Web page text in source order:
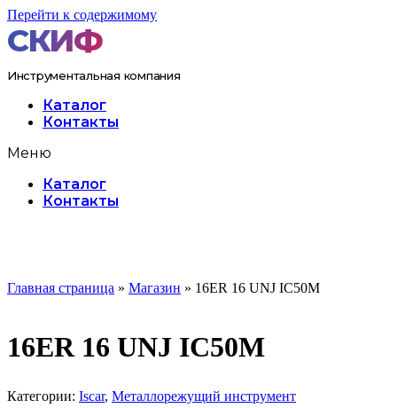
Перейти к содержимому
Инструментальная компания
Каталог
Контакты
Меню
Каталог
Контакты
Главная страница » Магазин » 16ER 16 UNJ IC50M
16ER 16 UNJ IC50M
Категории: Iscar, Металлорежущий инструмент